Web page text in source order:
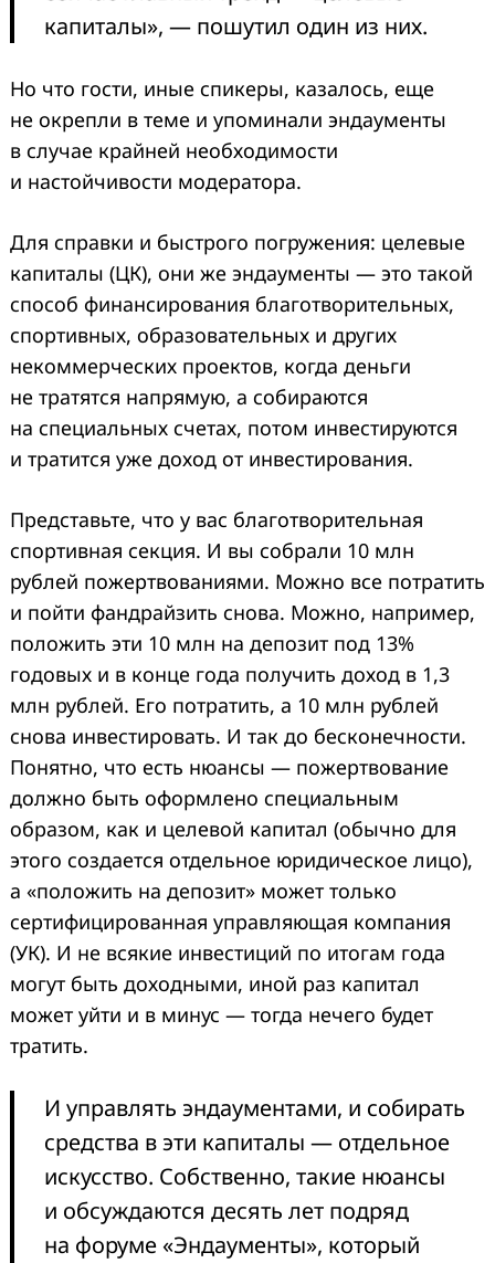
капиталы», — пошутил один из них.
Но что гости, иные спикеры, казалось, еще
не окрепли в теме и упоминали эндаументы
в случае крайней необходимости
и настойчивости модератора.
Для справки и быстрого погружения: целевые
капиталы (ЦК), они же эндаументы — это такой
способ финансирования благотворительных,
спортивных, образовательных и других
некоммерческих проектов, когда деньги
не тратятся напрямую, а собираются
на специальных счетах, потом инвестируются
и тратится уже доход от инвестирования.
Представьте, что у вас благотворительная
спортивная секция. И вы собрали 10 млн
рублей пожертвованиями. Можно все потратить
и пойти фандрайзить снова. Можно, например,
положить эти 10 млн на депозит под 13%
годовых и в конце года получить доход в 1,3
млн рублей. Его потратить, а 10 млн рублей
снова инвестировать. И так до бесконечности.
Понятно, что есть нюансы — пожертвование
должно быть оформлено специальным
образом, как и целевой капитал (обычно для
этого создается отдельное юридическое лицо),
а «положить на депозит» может только
сертифицированная управляющая компания
(УК). И не всякие инвестиций по итогам года
могут быть доходными, иной раз капитал
может уйти и в минус — тогда нечего будет
тратить.
И управлять эндаументами, и собирать
средства в эти капиталы — отдельное
искусство. Собственно, такие нюансы
и обсуждаются десять лет подряд
на форуме «Эндаументы», который
for: